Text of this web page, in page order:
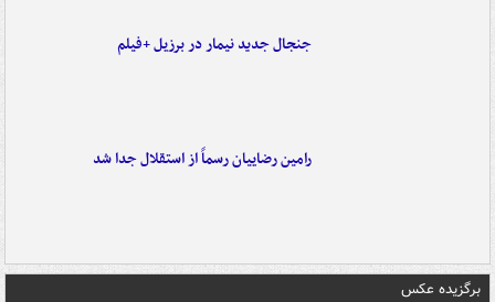
جنجال جدید نیمار در برزیل +فیلم
رامین رضاییان رسماً از استقلال جدا شد
برگزیده عکس